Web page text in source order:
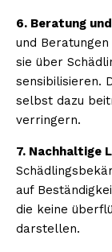
6. Beratung
und
sie über
sensibilisieren.
selbst dazu
verringern.
7. Nachhaltige
auf
die keine
darstellen.